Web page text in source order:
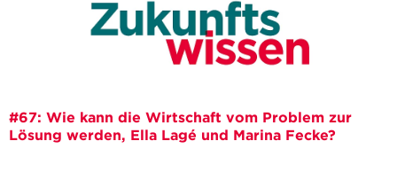
#67: Wie kann die Wirtschaft vom Problem zur
Lösung werden, Ella Lagé und Marina Fecke?